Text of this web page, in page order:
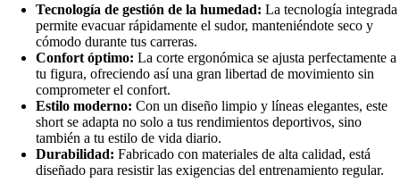
Tecnología de gestión de la humedad: La tecnología integrada
permite evacuar rápidamente el sudor, manteniéndote seco y
cómodo durante tus carreras.
Confort óptimo: La corte ergonómica se ajusta perfectamente a
tu figura, ofreciendo así una gran libertad de movimiento sin
comprometer el confort.
Estilo moderno: Con un diseño limpio y líneas elegantes, este
short se adapta no solo a tus rendimientos deportivos, sino
también a tu estilo de vida diario.
Durabilidad: Fabricado con materiales de alta calidad, está
diseñado para resistir las exigencias del entrenamiento regular.